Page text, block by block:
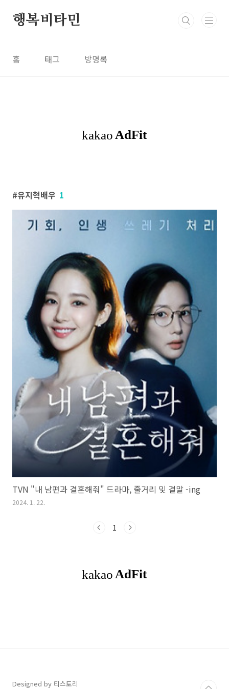
행복비타민
홈 태그 방명록
유지혁배우 1
TVN "내 남편과 결혼해줘" 드라마, 줄거리 및 결말 -ing
2024. 1. 22.
1
Designed by 티스토리